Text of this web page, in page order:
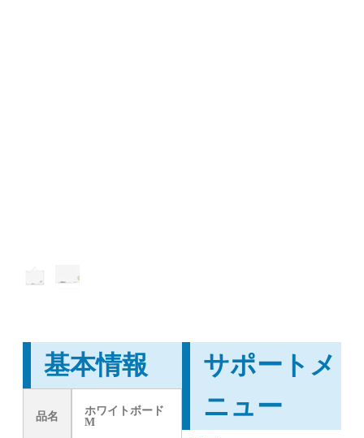
基本情報
品名
ホワイトボード
M
サポートメ
ニュー